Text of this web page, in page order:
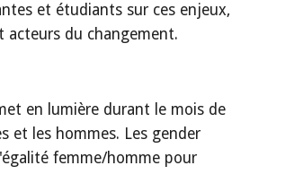
et étudiants sur ces enjeux,
du changement.
en lumière durant le mois de
et les hommes. Les gender
femme/homme pour